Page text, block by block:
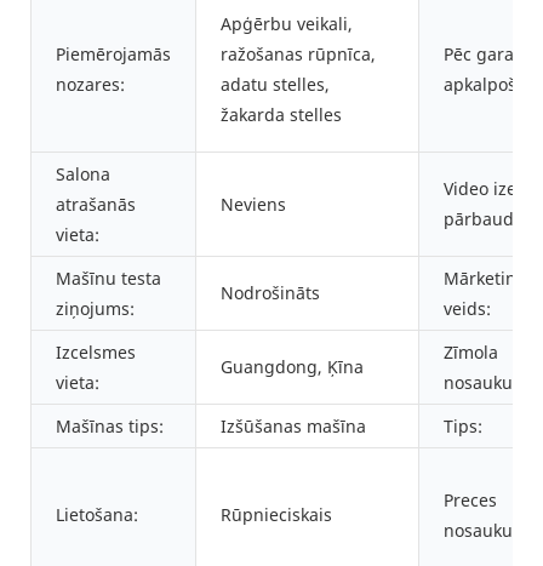
Piemērojamās
nozares:
Apģērbu veikali,
ražošanas rūpnīca,
adatu stelles,
žakarda stelles
Pēc
Salona
atrašanās
vieta:
Neviens
Video
pārbaude:
Mašīnu testa
ziņojums:
Nodrošināts
Mārketinga
veids:
Izcelsmes
vieta:
Guangdong, Ķīna
Zīmola
nosaukums:
Mašīnas tips:
Izšūšanas mašīna Tips:
Lietošana: Rūpnieciskais
Preces
nosaukums: